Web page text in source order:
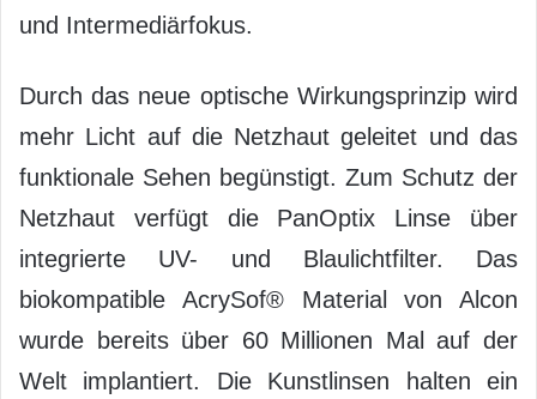
und Intermediärfokus.
Durch das neue optische Wirkungsprinzip wird
mehr Licht auf die Netzhaut geleitet und das
funktionale Sehen begünstigt. Zum Schutz der
Netzhaut verfügt die PanOptix Linse über
integrierte UV- und Blaulichtfilter. Das
biokompatible AcrySof® Material von Alcon
wurde bereits über 60 Millionen Mal auf der
Welt implantiert. Die Kunstlinsen halten ein